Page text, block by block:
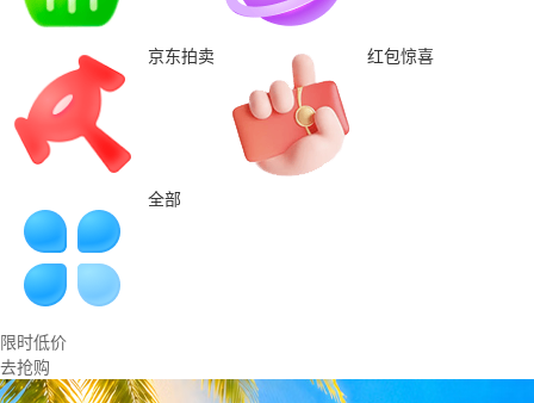
京东拍卖 红包惊喜
全部
限时低价
去抢购